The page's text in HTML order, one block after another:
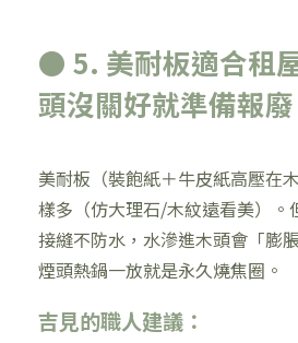
● 5. 美耐板適合租
頭沒關好就準備報廢
美耐板（裝飽紙＋牛皮紙高壓在
樣多（仿大理石/木紋遠看美）。
接縫不防水，水滲進木頭會「膨
煙頭熱鍋一放就是永久燒焦圈。
吉見的職人建議：